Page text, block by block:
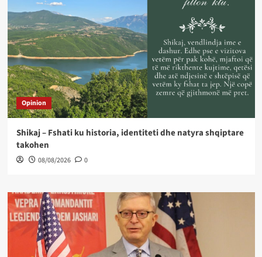
Opinion
Shikaj – Fshati ku historia, identiteti dhe natyra shqiptare
takohen
08/08/2026 0